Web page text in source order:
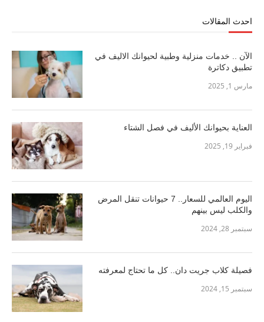
احدث المقالات
الآن .. خدمات منزلية وطبية لحيوانك الاليف في
تطبيق دكاترة
مارس 1, 2025
العناية بحيوانك الأليف في فصل الشتاء
فبراير 19, 2025
اليوم العالمي للسعار.. 7 حيوانات تنقل المرض
والكلب ليس بينهم
سبتمبر 28, 2024
فصيلة كلاب جريت دان.. كل ما تحتاج لمعرفته
سبتمبر 15, 2024